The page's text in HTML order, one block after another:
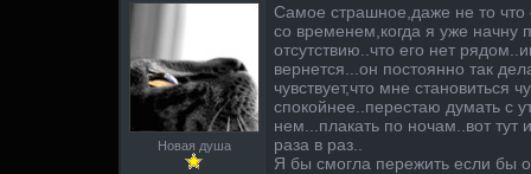
Новая душа
Самое страшное,даже не то что
со временем,когда я уже начну
отсутствию..что его нет
вернется...он постоянно так
чувствует,что мне становиться
спокойнее..перестаю думать с
нем...плакать по ночам..вот тут
раза в раз..
Я бы смогла пережить если бы